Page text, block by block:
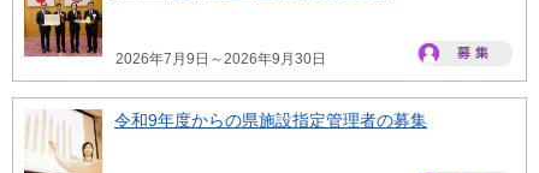
2026年7月9日～2026年9月30日
令和9年度からの県施設指定管理者の募集